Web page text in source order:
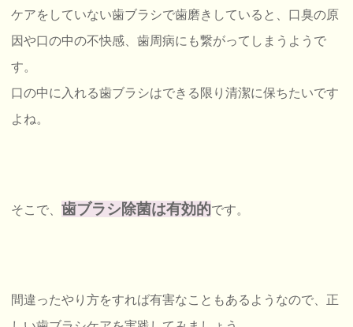
ケアをしていない歯ブラシで歯磨きしていると、口臭の原
因や口の中の不快感、歯周病にも繋がってしまうようで
す。
口の中に入れる歯ブラシはできる限り清潔に保ちたいです
よね。
そこで、歯ブラシ除菌は有効的です。
間違ったやり方をすれば有害なこともあるようなので、正